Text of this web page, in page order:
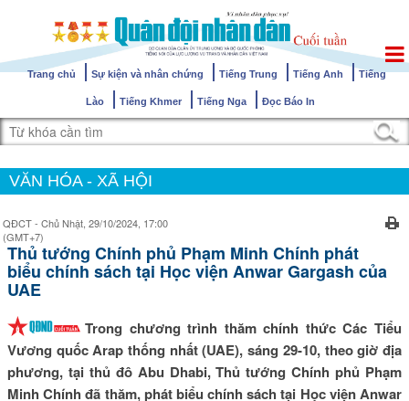
Trang chủ Sự kiện và nhân chứng Tiếng Trung Tiếng Anh Tiếng
Lào Tiếng Khmer Tiếng Nga Đọc Báo In
VĂN HÓA - XÃ HỘI
QĐCT - Chủ Nhật, 29/10/2024, 17:00
(GMT+7)
Thủ tướng Chính phủ Phạm Minh Chính phát
biểu chính sách tại Học viện Anwar Gargash của
UAE
Trong chương trình thăm chính thức Các Tiểu
Vương quốc Arap thống nhất (UAE), sáng 29-10, theo giờ địa
phương, tại thủ đô Abu Dhabi, Thủ tướng Chính phủ Phạm
Minh Chính đã thăm, phát biểu chính sách tại Học viện Anwar